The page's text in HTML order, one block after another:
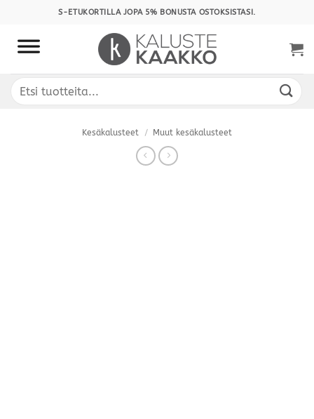
content
S-ETUKORTILLA JOPA 5% BONUSTA OSTOKSISTASI.
Etsi:
Kesäkalusteet / Muut kesäkalusteet